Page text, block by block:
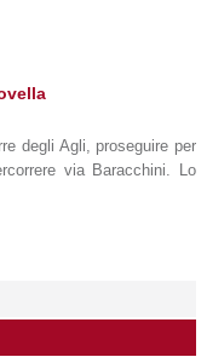
degli Agli, proseguire per
via Baracchini. Lo